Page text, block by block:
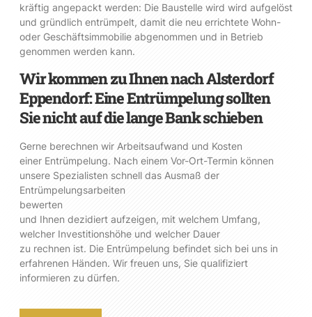
kräftig angepackt werden: Die Baustelle wird wird aufgelöst
und gründlich entrümpelt, damit die neu errichtete Wohn-
oder Geschäftsimmobilie abgenommen und in Betrieb
genommen werden kann.
Wir kommen zu Ihnen nach Alsterdorf
Eppendorf: Eine Entrümpelung sollten
Sie nicht auf die lange Bank schieben
Gerne berechnen wir Arbeitsaufwand und Kosten
einer Entrümpelung. Nach einem Vor-Ort-Termin können
unsere Spezialisten schnell das Ausmaß der
Entrümpelungsarbeiten
bewerten
und Ihnen dezidiert aufzeigen, mit welchem Umfang,
welcher Investitionshöhe und welcher Dauer
zu rechnen ist. Die Entrümpelung befindet sich bei uns in
erfahrenen Händen. Wir freuen uns, Sie qualifiziert
informieren zu dürfen.